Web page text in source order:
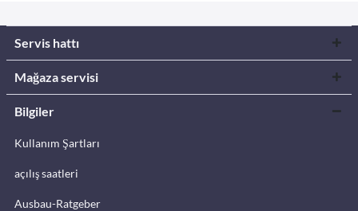
Servis hattı
Mağaza servisi
Bilgiler
Kullanım Şartları
açılış saatleri
Ausbau-Ratgeber